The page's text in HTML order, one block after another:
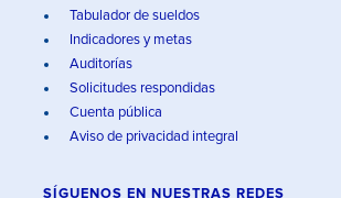
Tabulador de sueldos
Indicadores y metas
Auditorías
Solicitudes respondidas
Cuenta pública
Aviso de privacidad integral
SÍGUENOS EN NUESTRAS REDES